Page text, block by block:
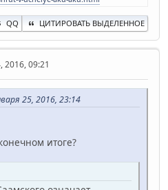
QQ ЦИТИРОВАТЬ ВЫДЕЛЕННОЕ
2016, 09:21
25, 2016, 23:14
итоге?